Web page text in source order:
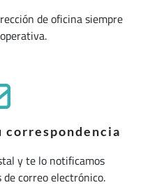
de oficina siempre
correspondencia
y te lo notificamos
correo electrónico.